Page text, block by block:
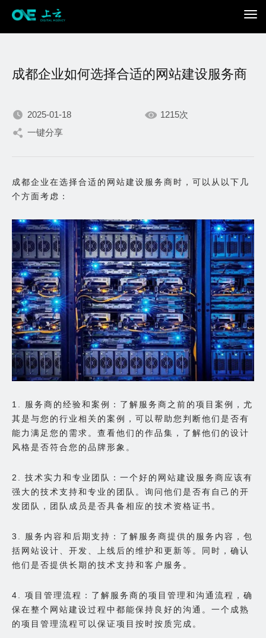
只为在数字世界打造更加
成都企业如何选择合适的网站建设服务商
2025-01-18
1215次
一键分享
成都企业在选择合适的网站建设服务商时，可以从以下几
个方面考虑：
1. 服务商的经验和案例：了解服务商之前的项目案例，尤
其是与您的行业相关的案例，可以帮助您判断他们是否有
能力满足您的需求。查看他们的作品集，了解他们的设计
风格是否符合您的品牌形象。
2. 技术实力和专业团队：一个好的网站建设服务商应该有
强大的技术支持和专业的团队。询问他们是否有自己的开
发团队，团队成员是否具备相应的技术资格证书。
3. 服务内容和后期支持：了解服务商提供的服务内容，包
括网站设计、开发、上线后的维护和更新等。同时，确认
他们是否提供长期的技术支持和客户服务。
4. 项目管理流程：了解服务商的项目管理和沟通流程，确
保在整个网站建设过程中都能保持良好的沟通。一个成熟
的项目管理流程可以保证项目按时按质完成。